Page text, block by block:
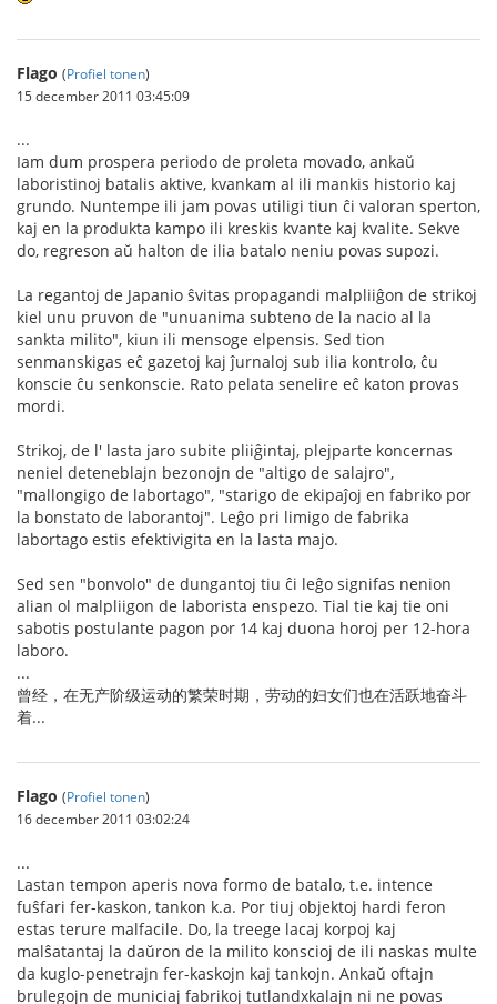
Flago (Profiel tonen)
15 december 2011 03:45:09
...
Iam dum prospera periodo de proleta movado, ankaŭ
laboristinoj batalis aktive, kvankam al ili mankis historio kaj
grundo. Nuntempe ili jam povas utiligi tiun ĉi valoran sperton,
kaj en la produkta kampo ili kreskis kvante kaj kvalite. Sekve
do, regreson aŭ halton de ilia batalo neniu povas supozi.
La regantoj de Japanio ŝvitas propagandi malpliiĝon de strikoj
kiel unu pruvon de "unuanima subteno de la nacio al la
sankta milito", kiun ili mensoge elpensis. Sed tion
senmanskigas eĉ gazetoj kaj ĵurnaloj sub ilia kontrolo, ĉu
konscie ĉu senkonscie. Rato pelata senelire eĉ katon provas
mordi.
Strikoj, de l' lasta jaro subite pliiĝintaj, plejparte koncernas
neniel deteneblajn bezonojn de "altigo de salajro",
"mallongigo de labortago", "starigo de ekipaĵoj en fabriko por
la bonstato de laborantoj". Leĝo pri limigo de fabrika
labortago estis efektivigita en la lasta majo.
Sed sen "bonvolo" de dungantoj tiu ĉi leĝo signifas nenion
alian ol malpliigon de laborista enspezo. Tial tie kaj tie oni
sabotis postulante pagon por 14 kaj duona horoj per 12-hora
laboro.
...
曾经，在无产阶级运动的繁荣时期，劳动的妇女们也在活跃地奋斗
着...
Flago (Profiel tonen)
16 december 2011 03:02:24
...
Lastan tempon aperis nova formo de batalo, t.e. intence
fuŝfari fer-kaskon, tankon k.a. Por tiuj objektoj hardi feron
estas terure malfacile. Do, la treege lacaj korpoj kaj
malŝatantaj la daŭron de la milito konscioj de ili naskas multe
da kuglo-penetrajn fer-kaskojn kaj tankojn. Ankaŭ oftajn
brulegojn de municiaj fabrikoj tutlandxkalajn ni ne povas